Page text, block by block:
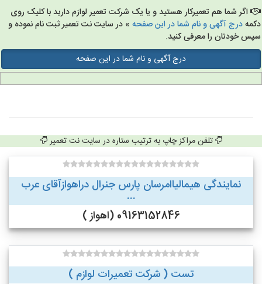
اگر شما هم تعمیرکار هستید و یا یک شرکت تعمیر لوازم دارید با کلیک روی
درج آگهی و نام شما در این صفحه» در سایت نت تعمیر ثبت نام نموده و
خودتان را معرفی کنید.
درج آگهی و نام شما در این صفحه
تلفن مراکز چاپ به ترتیب ستاره در سایت نت تعمیر
نمایندگی هیمالیاامرسان پارس جنرال دراهوازآقای عرب
...
09163152846 (اهواز )
تست ( شرکت تعمیرات لوازم )